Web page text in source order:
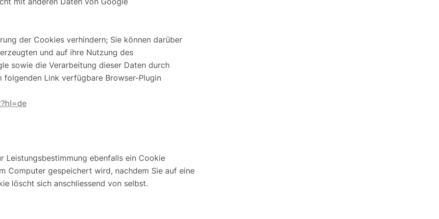
der Cookies verhindern; Sie können darüber
und auf ihre Nutzung des
sowie die Verarbeitung dieser Daten durch
Link verfügbare Browser-Plugin
Leistungsbestimmung ebenfalls ein Cookie
Computer gespeichert wird, nachdem Sie auf eine
löscht sich anschliessend von selbst.